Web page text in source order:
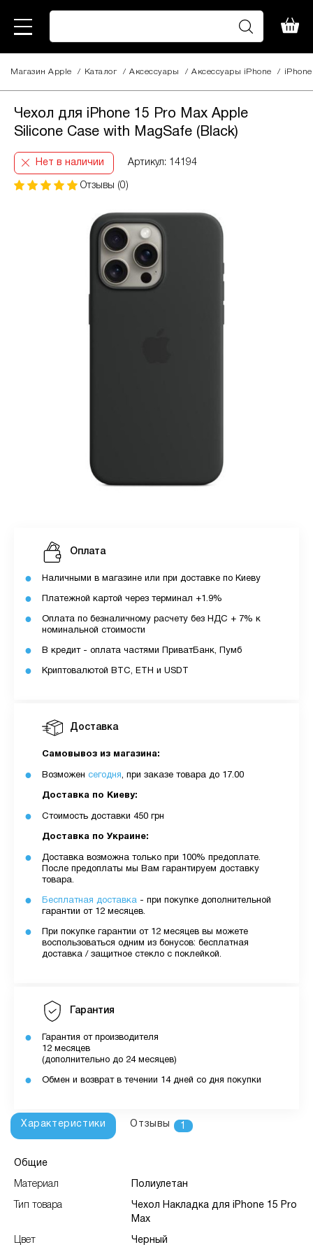
Магазин Apple / Каталог / Аксессуары / Aксессуары iPhone /
Чехол для iPhone 15 Pro Max Apple
Silicone Case with MagSafe (Black)
Нет в наличии Артикул: 14194
Отзывы (0)
Доставка
Самовывоз из магазина:
Возможен сегодня, при заказе товара до 17.00
Доставка по Киеву:
Стоимость доставки 450 грн
Доставка по Украине:
Доставка возможна только при 100% предоплате.
После предоплаты мы Вам гарантируем доставку
товара.
Бесплатная доставка - при покупке дополнительной
гарантии от 12 месяцев.
При покупке гарантии от 12 месяцев вы можете
воспользоваться одним из бонусов: бесплатная
доставка / защитное стекло с поклейкой.
Гарантия
Гарантия от производителя
12 месяцев
(дополнительно до 24 месяцев)
Обмен и возврат в течении 14 дней со дня покупки
Оплата
Наличными в магазине или при доставке по Киеву
Платежной картой через терминал +1.9%
Оплата по безналичному расчету без НДС + 7% к
номинальной стоимости
В кредит - оплата частями ПриватБанк, Пумб
Криптовалютой BTC, ETH и USDT
Характеристики Отзывы 1
Общие
Материал Полиулетан
Тип товара
Чехол Накладка для iPhone 15 Pro
Max
Цвет Черный